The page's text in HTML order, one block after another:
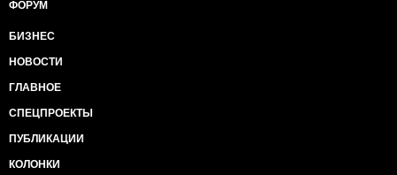
ФОРУМ
БИЗНЕС
НОВОСТИ
ГЛАВНОЕ
СПЕЦПРОЕКТЫ
ПУБЛИКАЦИИ
КОЛОНКИ